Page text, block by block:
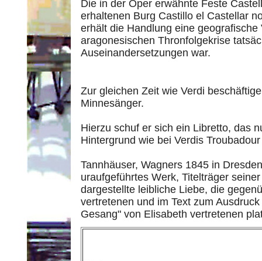
Die in der Oper erwähnte Feste
erhaltenen Burg Castillo el Castellar
erhält die Handlung eine
aragonesischen Thronfolgekrise
Auseinandersetzungen war.
Zur gleichen Zeit wie Verdi
Minnesänger.
Hierzu schuf er sich ein Libretto, das
Hintergrund wie bei Verdis
Tannhäuser, Wagners 1845 in
uraufgeführtes Werk, Titelträger
dargestellte leibliche Liebe, die
vertretenen und im Text zum
Gesang" von Elisabeth vertretenen